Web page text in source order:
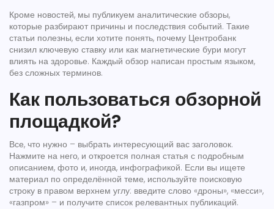
Кроме новостей, мы публикуем аналитические обзоры,
которые разбирают причины и последствия событий. Такие
статьи полезны, если хотите понять, почему Центробанк
снизил ключевую ставку или как магнетические бури могут
влиять на здоровье. Каждый обзор написан простым языком,
без сложных терминов.
Как пользоваться обзорной
площадкой?
Все, что нужно – выбрать интересующий вас заголовок.
Нажмите на него, и откроется полная статья с подробным
описанием, фото и, иногда, инфографикой. Если вы ищете
материал по определённой теме, используйте поисковую
строку в правом верхнем углу: введите слово «дроны», «месси»,
«газпром» – и получите список релевантных публикаций.